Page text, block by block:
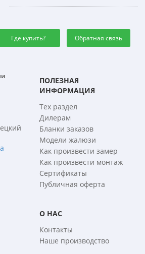
Где купить? Обратная связь
ПОЛЕЗНАЯ
ИНФОРМАЦИЯ
Тех раздел
Дилерам
Бланки заказов
Модели жалюзи
Как произвести замер
Как произвести монтаж
Сертификаты
Публичная оферта
О НАС
Контакты
Наше производство